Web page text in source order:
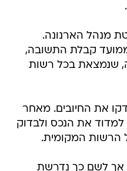
מנהל הארנונה.
בתוך 30 ימים ממועד קבלת התשובה,
שנמצאת בכל רשות
את החיובים. מאחר
את הנכס ולבדוק
הרשות המקומית.
אך לשם כך נדרשת